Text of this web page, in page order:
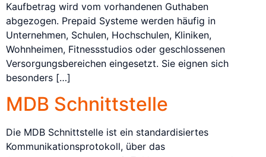
Kaufbetrag wird vom vorhandenen Guthaben
abgezogen. Prepaid Systeme werden häufig in
Unternehmen, Schulen, Hochschulen, Kliniken,
Wohnheimen, Fitnessstudios oder geschlossenen
Versorgungsbereichen eingesetzt. Sie eignen sich
besonders […]
MDB Schnittstelle
Die MDB Schnittstelle ist ein standardisiertes
Kommunikationsprotokoll, über das